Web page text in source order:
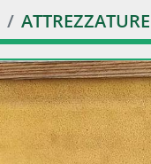
ATTREZZATURE